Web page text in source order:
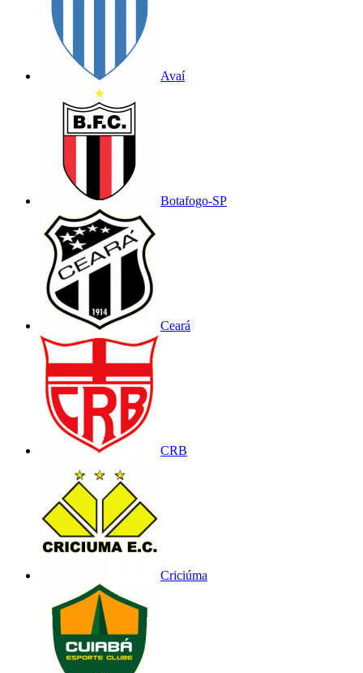
Avaí
Botafogo-SP
Ceará
CRB
Criciúma